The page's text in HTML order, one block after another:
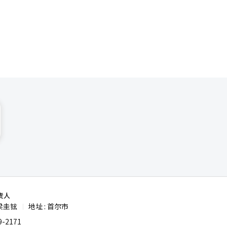
人
圭铉
地址 : 首尔市
2171